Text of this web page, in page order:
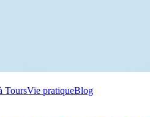
ToursVie pratiqueBlog